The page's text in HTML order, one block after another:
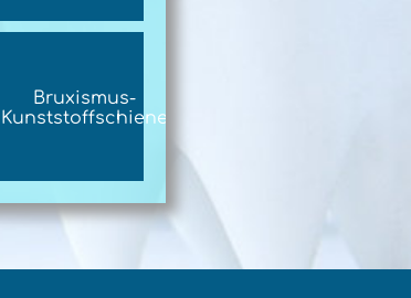
Bruxismus-
Kunststoffschiene